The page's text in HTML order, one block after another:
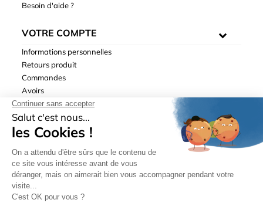
Besoin d'aide ?
VOTRE COMPTE
Informations personnelles
Retours produit
Commandes
Avoirs
Adresses
Bons de réduction